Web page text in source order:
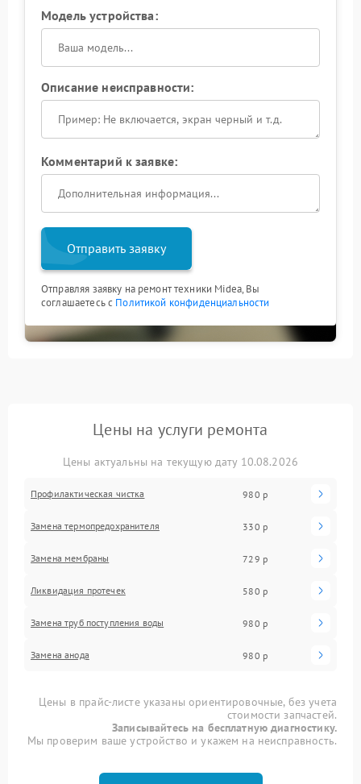
Модель устройства:
Описание неисправности:
Комментарий к заявке:
Отправить заявку
Отправляя заявку на ремонт техники Midea, Вы
соглашаетесь с Политикой конфиденциальности
Цены на услуги ремонта
Цены актуальны на текущую дату 10.08.2026
Профилактическая чистка 980 р
Замена термопредохранителя 330 р
Замена мембраны 729 р
Ликвидация протечек 580 р
Замена труб поступления воды 980 р
Замена анода 980 р
Цены в прайс-листе указаны ориентировочные, без учета
стоимости запчастей.
Записывайтесь на бесплатную диагностику.
Мы проверим ваше устройство и укажем на неисправность.